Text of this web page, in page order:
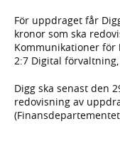
För uppdraget får
kronor som ska
Kommunikationer
2:7 Digital
Digg ska senast den
redovisning av